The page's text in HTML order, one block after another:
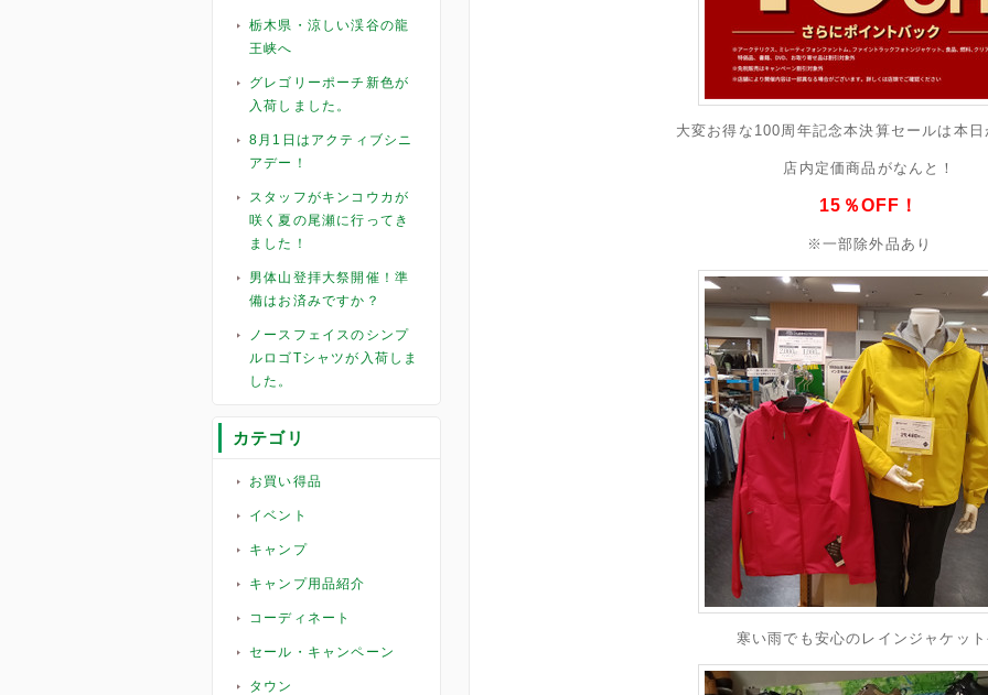
栃木県・涼しい渓谷の龍
王峡へ
グレゴリーポーチ新色が
入荷しました。
8月1日はアクティブシニ
アデー！
スタッフがキンコウカが
咲く夏の尾瀬に行ってき
ました！
男体山登拝大祭開催！準
備はお済みですか？
ノースフェイスのシンプ
ルロゴTシャツが入荷しま
した。
カテゴリ
お買い得品
イベント
キャンプ
キャンプ用品紹介
コーディネート
セール・キャンペーン
タウン
大変お得な100周年記念本決算セールは本
店内定価商品がなんと！
15％OFF！
※一部除外品あり
寒い雨でも安心のレインジャケッ